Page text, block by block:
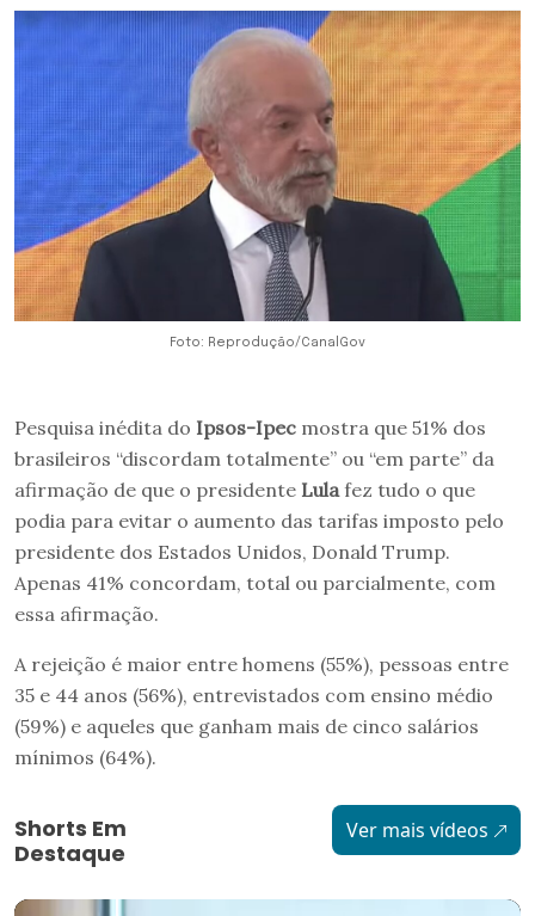
Foto: Reprodução/CanalGov
Pesquisa inédita do Ipsos-Ipec mostra que 51% dos
brasileiros “discordam totalmente” ou “em parte” da
afirmação de que o presidente Lulafez tudo o que
podia para evitar o aumento das tarifas imposto pelo
presidente dos Estados Unidos, Donald Trump.
Apenas 41% concordam, total ou parcialmente, com
essa afirmação.
A rejeição é maior entre homens (55%), pessoas entre
35 e 44 anos (56%), entrevistados com ensino médio
(59%) e aqueles que ganham mais de cinco salários
mínimos (64%).
Shorts Em
Destaque
Ver mais vídeos